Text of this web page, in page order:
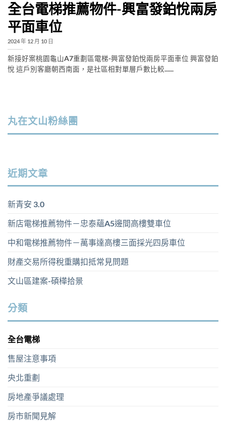
全台電梯推薦物件-興富發鉑悅兩房
平面車位
2024 年 12 月 10 日
新接好案桃園龜山A7重劃區電梯-興富發鉑悅兩房平面車位 興富發鉑
悅 這戶別客廳朝西南面，是社區相對單層戶數比較......
丸在文山粉絲團
近期文章
新青安 3.0
新店電梯推薦物件－忠泰蘊A5邊間高樓雙車位
中和電梯推薦物件－萬事達高樓三面採光四房車位
財產交易所得稅重購扣抵常見問題
文山區建案-碩樺拾景
分類
全台電梯
售屋注意事項
央北重劃
房地產爭議處理
房市新聞見解